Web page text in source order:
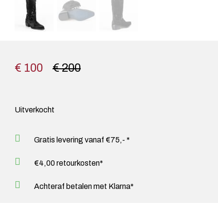
€ 200
€ 100
Uitverkocht
Gratis levering vanaf €75,- *
€4,00 retourkosten*
Achteraf betalen met Klarna*